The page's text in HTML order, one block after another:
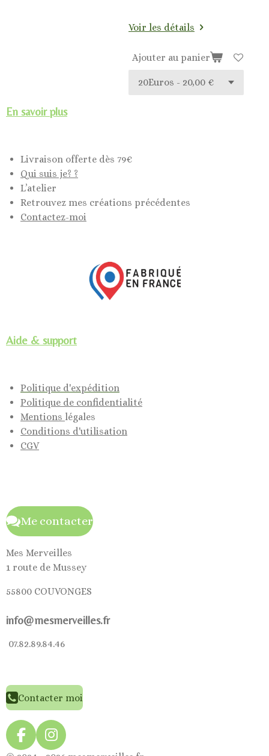
Voir les détails
Ajouter au panier
En savoir plus
Livraison offerte dès 79€
Qui suis je? ?
L’atelier
Retrouvez mes créations précédentes
Contactez-moi
Aide & support
Politique d'expédition
Politique de confidentialité
Mentions légales
Conditions d'utilisation
CGV
Me contacter
Mes Merveilles
1 route de Mussey
55800 COUVONGES
info@mesmerveilles.fr
07.82.89.84.46
Contacter moi
F
I